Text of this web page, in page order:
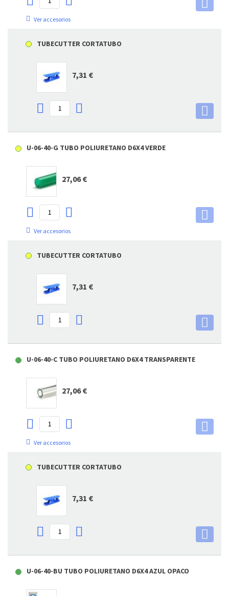
Ver accesorios
TUBECUTTER CORTATUBO
7,31 €
U-06-40-G TUBO POLIURETANO D6X4 VERDE
27,06 €
Ver accesorios
TUBECUTTER CORTATUBO
7,31 €
U-06-40-C TUBO POLIURETANO D6X4 TRANSPARENTE
27,06 €
Ver accesorios
TUBECUTTER CORTATUBO
7,31 €
U-06-40-BU TUBO POLIURETANO D6X4 AZUL OPACO